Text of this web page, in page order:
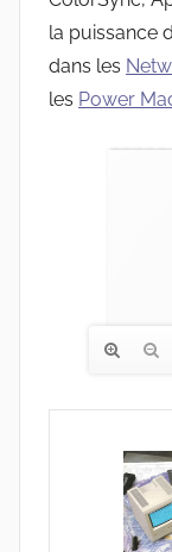
la puissance
dans les
les Power